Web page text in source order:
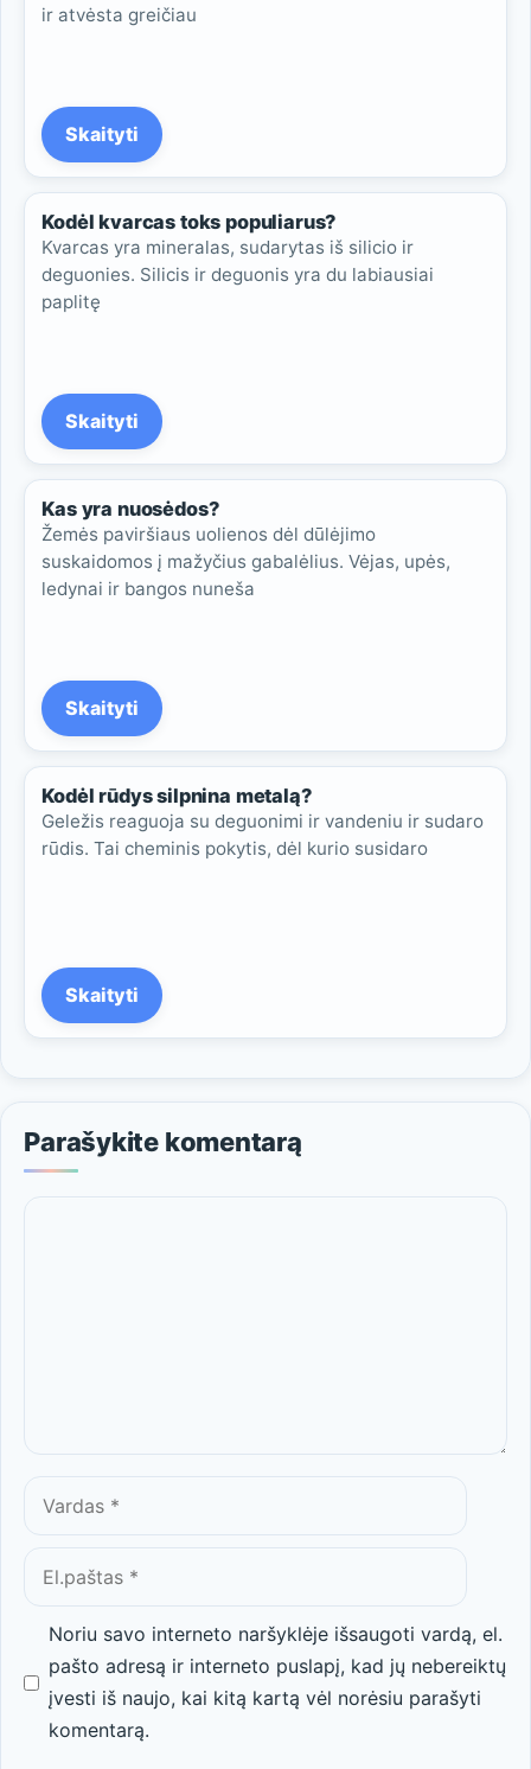
ir atvėsta greičiau
Skaityti
Kodėl kvarcas toks populiarus?
Kvarcas yra mineralas, sudarytas iš silicio ir
deguonies. Silicis ir deguonis yra du labiausiai
paplitę
Skaityti
Kas yra nuosėdos?
Žemės paviršiaus uolienos dėl dūlėjimo
suskaidomos į mažyčius gabalėlius. Vėjas, upės,
ledynai ir bangos nuneša
Skaityti
Kodėl rūdys silpnina metalą?
Geležis reaguoja su deguonimi ir vandeniu ir sudaro
rūdis. Tai cheminis pokytis, dėl kurio susidaro
Skaityti
Parašykite komentarą
Komentaras
Vardas
El.paštas
Noriu savo interneto naršyklėje išsaugoti vardą, el.
pašto adresą ir interneto puslapį, kad jų nebereiktų
įvesti iš naujo, kai kitą kartą vėl norėsiu parašyti
komentarą.